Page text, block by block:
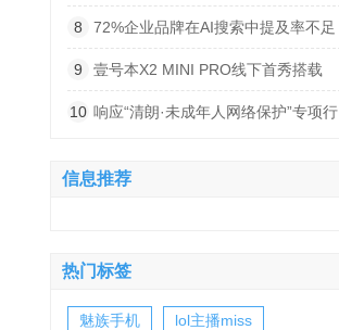
户，不用花一分钱
8 72%企业品牌在AI搜索中提及率不足
20%，近真商学发布免费GEO体检
9 壹号本X2 MINI PRO线下首秀搭载
AMD 388处理器亮相2026 ChinaJoy
10 响应“清朗·未成年人网络保护”专项行
信息推荐
热门标签
魅族手机 lol主播miss